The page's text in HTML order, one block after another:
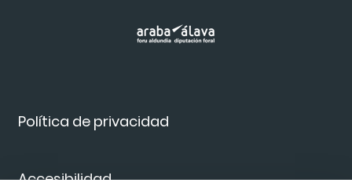
Política de privacidad
Accesibilidad